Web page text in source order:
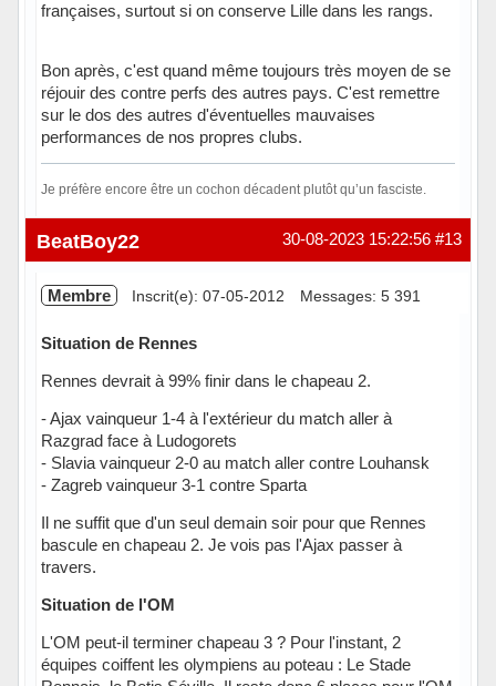
françaises, surtout si on conserve Lille dans les rangs.
Bon après, c'est quand même toujours très moyen de se
réjouir des contre perfs des autres pays. C'est remettre
sur le dos des autres d'éventuelles mauvaises
performances de nos propres clubs.
Je préfère encore être un cochon décadent plutôt qu’un fasciste.
Hors ligne #13
30-08-2023 15:22:56
BeatBoy22
Membre Inscrit(e): 07-05-2012 Messages: 5 391
Situation de Rennes
Rennes devrait à 99% finir dans le chapeau 2.
- Ajax vainqueur 1-4 à l'extérieur du match aller à
Razgrad face à Ludogorets
- Slavia vainqueur 2-0 au match aller contre Louhansk
- Zagreb vainqueur 3-1 contre Sparta
Il ne suffit que d'un seul demain soir pour que Rennes
bascule en chapeau 2. Je vois pas l'Ajax passer à
travers.
Situation de l'OM
L'OM peut-il terminer chapeau 3 ? Pour l'instant, 2
équipes coiffent les olympiens au poteau : Le Stade